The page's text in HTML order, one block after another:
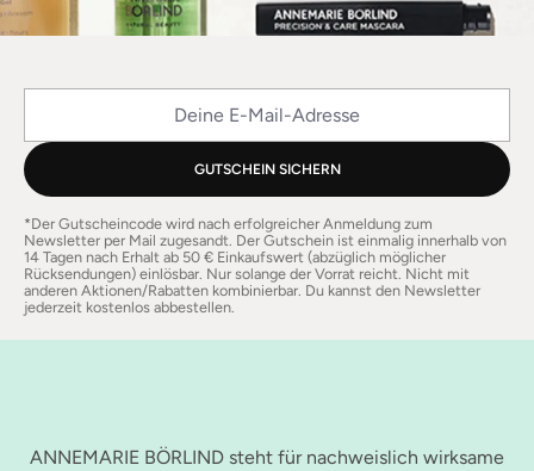
GUTSCHEIN SICHERN
*Der Gutscheincode wird nach erfolgreicher Anmeldung zum
Newsletter per Mail zugesandt. Der Gutschein ist einmalig innerhalb von
14 Tagen nach Erhalt ab 50 € Einkaufswert (abzüglich möglicher
Rücksendungen) einlösbar. Nur solange der Vorrat reicht. Nicht mit
anderen Aktionen/Rabatten kombinierbar. Du kannst den Newsletter
jederzeit kostenlos abbestellen.
ANNEMARIE BÖRLIND steht für nachweislich wirksame